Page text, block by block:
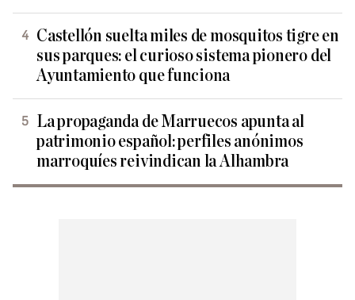
Castellón suelta miles de mosquitos tigre en
sus parques: el curioso sistema pionero del
Ayuntamiento que funciona
La propaganda de Marruecos apunta al
patrimonio español: perfiles anónimos
marroquíes reivindican la Alhambra